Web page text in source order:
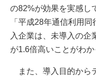
の82%が効果を実感し
「平成28年通信利用
入企業は、未導入の企
が1.6倍高いことがわか
また、導入目的から